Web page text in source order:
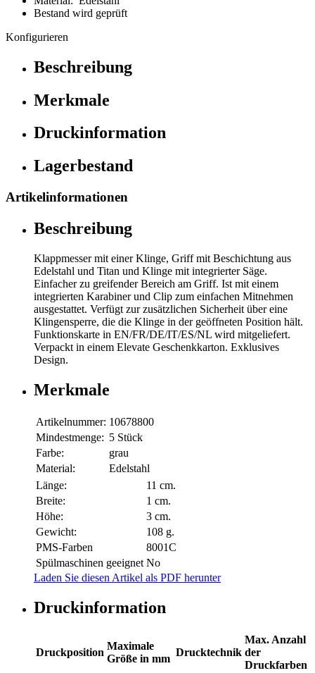
Bestand wird geprüft
Konfigurieren
Beschreibung
Merkmale
Druckinformation
Lagerbestand
Artikelinformationen
Beschreibung
Klappmesser mit einer Klinge, Griff mit Beschichtung aus
Edelstahl und Titan und Klinge mit integrierter Säge.
Einfacher zu greifender Bereich am Griff. Ist mit einem
integrierten Karabiner und Clip zum einfachen Mitnehmen
ausgestattet. Verfügt zur zusätzlichen Sicherheit über eine
Klingensperre, die die Klinge in der geöffneten Position hält.
Funktionskarte in EN/FR/DE/IT/ES/NL wird mitgeliefert.
Verpackt in einem Elevate Geschenkkarton. Exklusives
Design.
Merkmale
Artikelnummer: 10678800
Mindestmenge: 5 Stück
Farbe:
grau
Material:
Edelstahl
Länge:
11 cm.
Breite:
1 cm.
Höhe:
3 cm.
Gewicht:
108 g.
PMS-Farben
8001C
Spülmaschinen geeignet No
Laden Sie diesen Artikel als PDF herunter
Druckinformation
Druckposition
Maximale
Größe in mm
Drucktechnik
Max. Anzahl
der
Druckfarben